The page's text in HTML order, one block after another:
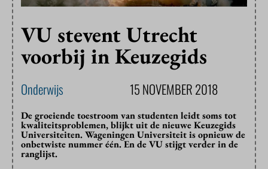
VU stevent Utrecht
voorbij in Keuzegids
Onderwijs 15 NOVEMBER 2018
De groeiende toestroom van studenten leidt soms tot
kwaliteitsproblemen, blijkt uit de nieuwe Keuzegids
Universiteiten. Wageningen Universiteit is opnieuw de
onbetwiste nummer één. En de VU stijgt verder in de
ranglijst.